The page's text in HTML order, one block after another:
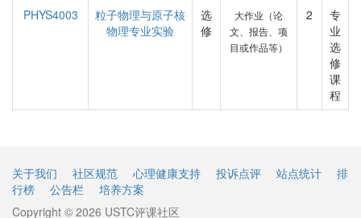
PHYS4003
粒子物理与原子核
物理专业实验
选
修
大作业（论
文、报告、项
目或作品等）
2
专
业
选
修
课
程
关于我们 社区规范 心理健康支持 投诉点评 站点统计
排
行榜
公告栏
培养方案
Copyright © 2026 USTC评课社区